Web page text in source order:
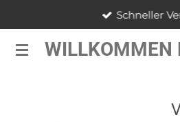
springenWILLKOMMEN
Schneller